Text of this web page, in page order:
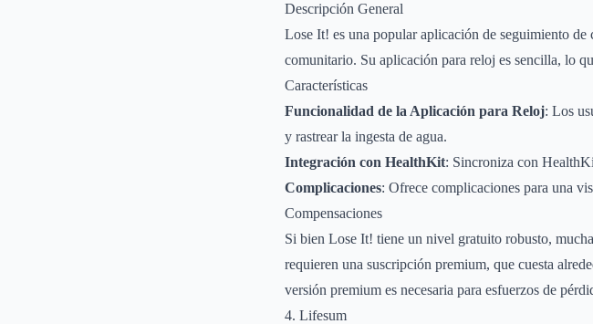
Descripción General
Lose It! es una popular aplicación de seguimiento
comunitario. Su aplicación para reloj es sencilla, lo
Características
Funcionalidad de la Aplicación para Reloj: Los
y rastrear la ingesta de agua.
Integración con HealthKit: Sincroniza con
Complicaciones: Ofrece complicaciones para una
Compensaciones
Si bien Lose It! tiene un nivel gratuito robusto,
requieren una suscripción premium, que cuesta
versión premium es necesaria para esfuerzos de
4. Lifesum